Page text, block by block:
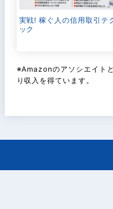
実戦! 稼ぐ人の信用取引テ
ック
※Amazonのアソシエイト
り収入を得ています。